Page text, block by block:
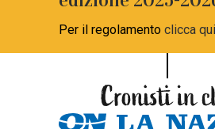
Per il regolamento clicca qui